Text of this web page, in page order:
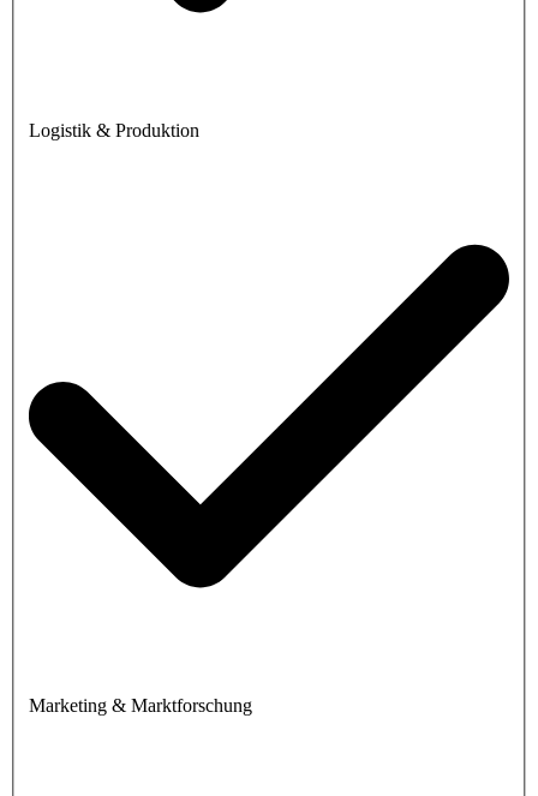
Logistik & Produktion
Marketing & Marktforschung